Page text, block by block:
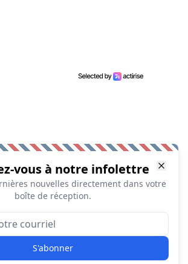
vous à notre infolettre
nouvelles directement dans votre
boîte de réception.
S'abonner